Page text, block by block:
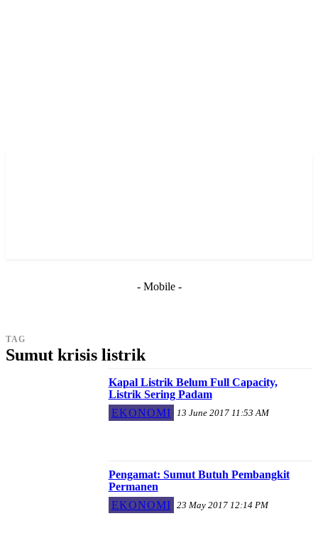
- Mobile -
TAG
Sumut krisis listrik
Kapal Listrik Belum Full Capacity,
Listrik Sering Padam
EKONOMI 13 June 2017 11:53 AM
Pengamat: Sumut Butuh Pembangkit
Permanen
EKONOMI 23 May 2017 12:14 PM